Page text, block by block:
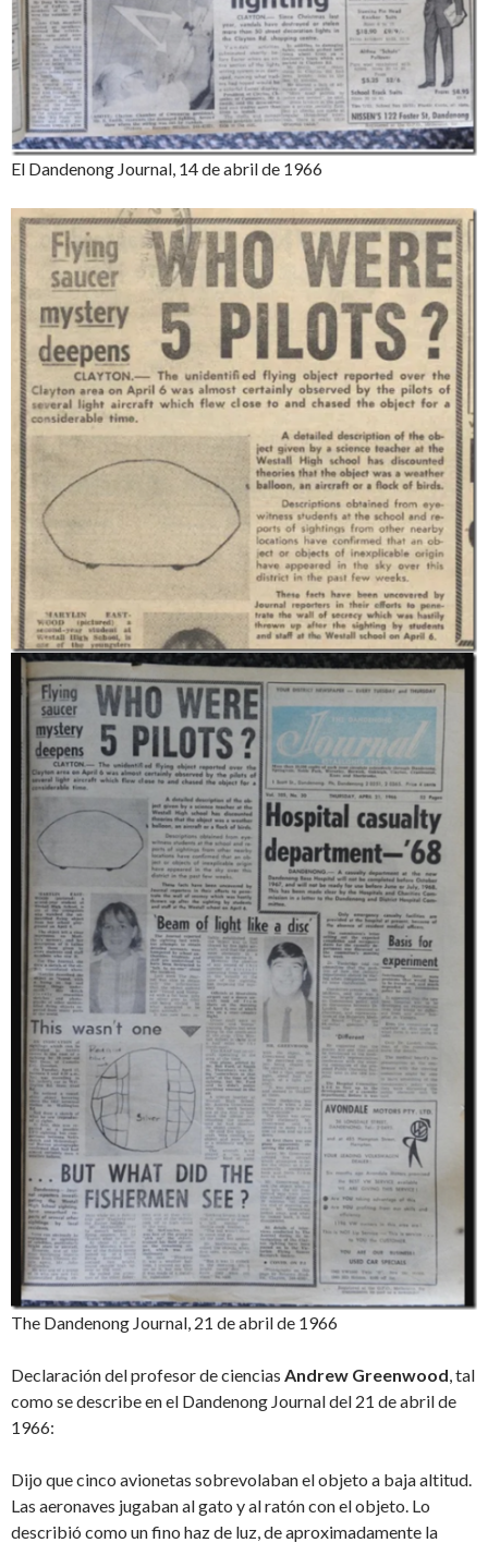
El Dandenong Journal, 14 de abril de 1966
The Dandenong Journal, 21 de abril de 1966
Declaración del profesor de ciencias Andrew Greenwood, tal
como se describe en el Dandenong Journal del 21 de abril de
1966:
Dijo que cinco avionetas sobrevolaban el objeto a baja altitud.
Las aeronaves jugaban al gato y al ratón con el objeto. Lo
describió como un fino haz de luz, de aproximadamente la